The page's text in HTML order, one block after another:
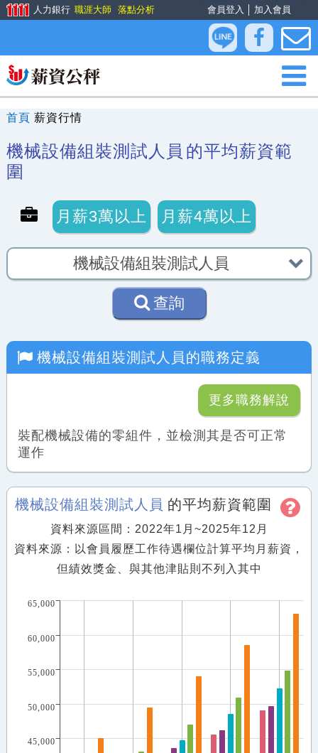
會員登入 加入會員
人力銀行 職涯大師 落點分析
首頁 薪資行情
機械設備組裝測試人員 的平均薪資範
圍
月薪3萬以上 月薪4萬以上
查詢
機械設備組裝測試人員 的職務定義
更多職務解說
裝配機械設備的零組件，並檢測其是否可正常
運作
機械設備組裝測試人員 的平均薪資範圍
資料來源區間：2022年1月~2025年12月
資料來源：以會員履歷工作待遇欄位計算平均月薪資，
但績效獎金、與其他津貼則不列入其中
45,000
50,000
55,000
60,000
65,000